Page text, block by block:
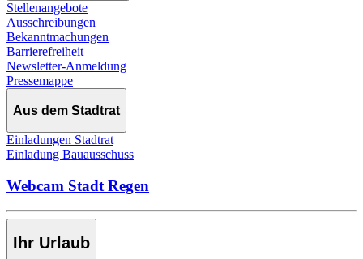
Stellenangebote
Ausschreibungen
Bekanntmachungen
Barrierefreiheit
Newsletter-Anmeldung
Pressemappe
Aus dem Stadtrat
Einladungen Stadtrat
Einladung Bauausschuss
Webcam Stadt Regen
Ihr Urlaub